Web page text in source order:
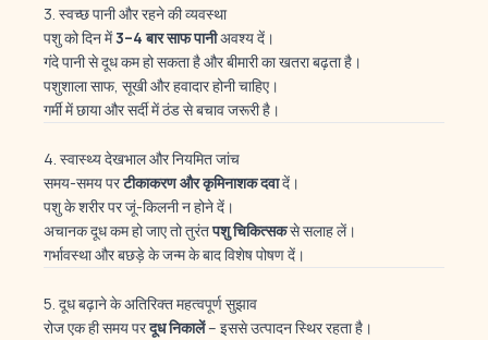
3. स्वच्छ पानी और रहने की व्यवस्था
पशु को दिन में3–4 बार साफ पानीअवश्य दें।
गंदे पानी से दूध कम हो सकता है और बीमारी का खतरा बढ़ता है।
पशुशाला साफ, सूखी और हवादार होनी चाहिए।
गर्मी में छाया और सर्दी में ठंड से बचाव जरूरी है।
4. स्वास्थ्य देखभाल और नियमित जांच
समय-समय परटीकाकरण और कृमिनाशक दवादें।
पशु के शरीर पर जूं-किलनी न होने दें।
अचानक दूध कम हो जाए तो तुरंतपशु चिकित्सकसे सलाह लें।
गर्भावस्था और बछड़े के जन्म के बाद विशेष पोषण दें।
5. दूध बढ़ाने के अतिरिक्त महत्वपूर्ण सुझाव
रोज एक ही समय परदूध निकालें– इससे उत्पादन स्थिर रहता है।